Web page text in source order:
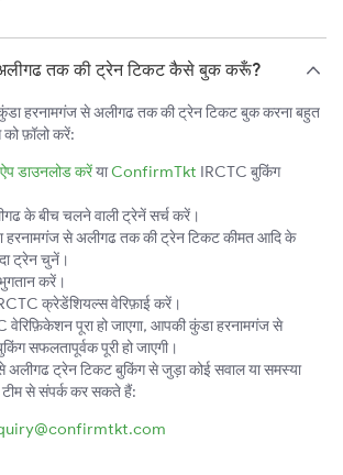
तक की ट्रेन टिकट कैसे बुक करूँ?
हरनामगंज से अलीगढ तक की ट्रेन टिकट बुक करना बहुत
फ़ॉलो करें:
डाउनलोड करेंयाConfirmTkt IRCTC बुकिंग
के बीच चलने वाली ट्रेनें सर्च करें।
हरनामगंज से अलीगढ तक की ट्रेन टिकट कीमत आदि के
ट्रेन चुनें।
करें।
क्रेडेंशियल्स वेरिफ़ाई करें।
पूरा हो जाएगा, आपकी कुंडा हरनामगंज से
सफलतापूर्वक पूरी हो जाएगी।
अलीगढ ट्रेन टिकट बुकिंग से जुड़ा कोई सवाल या समस्या
टीम से संपर्क कर सकते हैं: